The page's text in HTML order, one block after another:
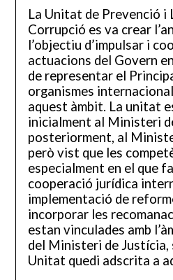
La Unitat de Prevenció i
Corrupció es va crear
l’objectiu d’impulsar i
actuacions del Govern
de representar el
organismes
aquest àmbit. La unitat
inicialment al Ministeri
posteriorment, al
però vist que les
especialment en el que
cooperació jurídica
implementació de
incorporar les
estan vinculades amb
del Ministeri de Justícia,
Unitat quedi adscrita a